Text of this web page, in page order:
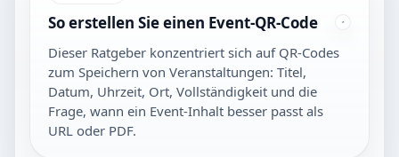
So erstellen Sie einen Event-QR-Code
Dieser Ratgeber konzentriert sich auf QR-Codes
zum Speichern von Veranstaltungen: Titel,
Datum, Uhrzeit, Ort, Vollständigkeit und die
Frage, wann ein Event-Inhalt besser passt als
URL oder PDF.